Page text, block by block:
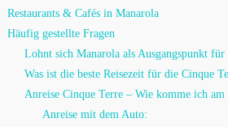
Restaurants & Cafés in Manarola
Häufig gestellte Fragen
Lohnt sich Manarola als Ausgangspunkt
Was ist die beste Reisezeit für die Cinque
Anreise Cinque Terre – Wie komme ich am
Anreise mit dem Auto: